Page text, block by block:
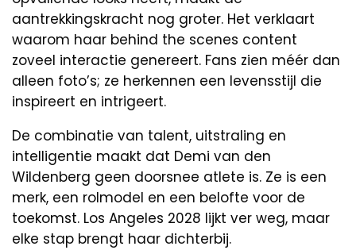
aantrekkingskracht nog groter. Het verklaart
waarom haar behind the scenes content
zoveel interactie genereert. Fans zien méér dan
alleen foto’s; ze herkennen een levensstijl die
inspireert en intrigeert.
De combinatie van talent, uitstraling en
intelligentie maakt dat Demi van den
Wildenberg geen doorsnee atlete is. Ze is een
merk, een rolmodel en een belofte voor de
toekomst. Los Angeles 2028 lijkt ver weg, maar
elke stap brengt haar dichterbij.